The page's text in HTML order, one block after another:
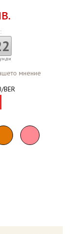
мнение
BER